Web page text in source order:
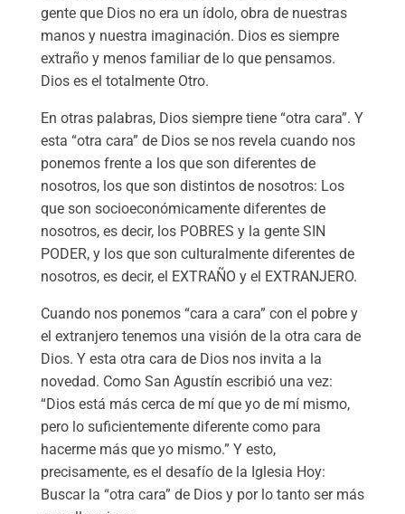
gente que Dios no era un ídolo, obra de nuestras
manos y nuestra imaginación. Dios es siempre
extraño y menos familiar de lo que pensamos.
Dios es el totalmente Otro.
En otras palabras, Dios siempre tiene “otra cara”. Y
esta “otra cara” de Dios se nos revela cuando nos
ponemos frente a los que son diferentes de
nosotros, los que son distintos de nosotros: Los
que son socioeconómicamente diferentes de
nosotros, es decir, los POBRES y la gente SIN
PODER, y los que son culturalmente diferentes de
nosotros, es decir, el EXTRAÑO y el EXTRANJERO.
Cuando nos ponemos “cara a cara” con el pobre y
el extranjero tenemos una visión de la otra cara de
Dios. Y esta otra cara de Dios nos invita a la
novedad. Como San Agustín escribió una vez:
“Dios está más cerca de mí que yo de mí mismo,
pero lo suficientemente diferente como para
hacerme más que yo mismo.” Y esto,
precisamente, es el desafío de la Iglesia Hoy:
Buscar la “otra cara” de Dios y por lo tanto ser más